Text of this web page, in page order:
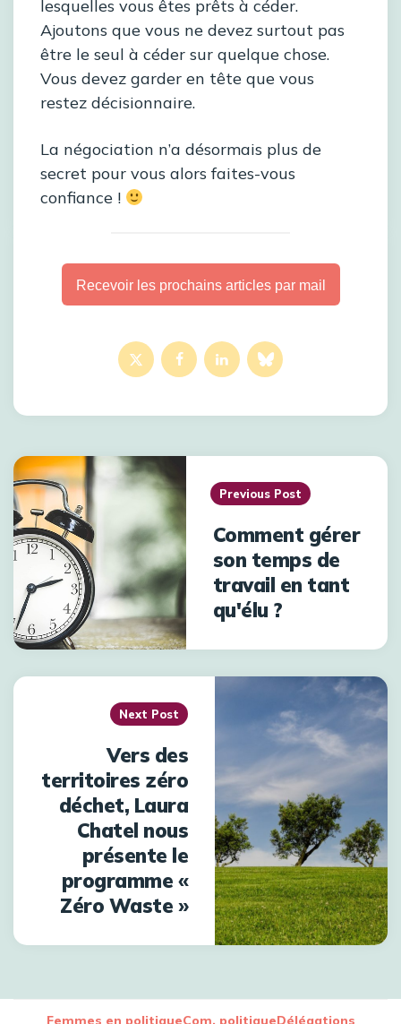
lesquelles vous êtes prêts à céder.
Ajoutons que vous ne devez surtout pas
être le seul à céder sur quelque chose.
Vous devez garder en tête que vous
restez décisionnaire.
La négociation n’a désormais plus de
secret pour vous alors faites-vous
confiance !
Recevoir les prochains articles par mail
Previous Post
Comment gérer
son temps de
travail en tant
qu'élu ?
Next Post
Vers des
territoires zéro
déchet, Laura
Chatel nous
présente le
programme «
Zéro Waste »
Femmes en politiqueCom. politiqueDélégations